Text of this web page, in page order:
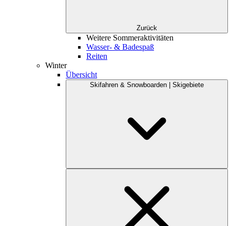
Zurück
Weitere Sommeraktivitäten
Wasser- & Badespaß
Reiten
Winter
Übersicht
Skifahren & Snowboarden | Skigebiete